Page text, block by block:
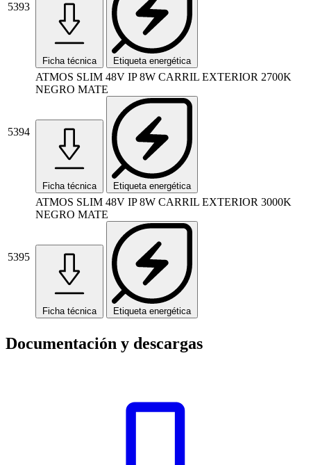
5393
Ficha técnica Etiqueta energética
5394
ATMOS SLIM 48V IP 8W CARRIL EXTERIOR 2700K
NEGRO MATE
Ficha técnica Etiqueta energética
5395
ATMOS SLIM 48V IP 8W CARRIL EXTERIOR 3000K
NEGRO MATE
Ficha técnica Etiqueta energética
Documentación y descargas